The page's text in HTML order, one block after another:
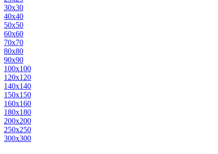
30х30
40х40
50х50
60х60
70х70
80х80
90х90
100х100
120х120
140х140
150х150
160х160
180х180
200х200
250х250
300х300